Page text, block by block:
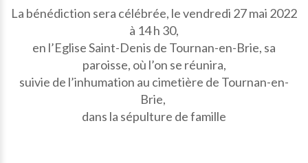
La bénédiction sera célébrée, le vendredi 27 mai 2022
à 14 h 30,
en l’Eglise Saint-Denis de Tournan-en-Brie, sa
paroisse, où l’on se réunira,
suivie de l’inhumation au cimetière de Tournan-en-
Brie,
dans la sépulture de famille